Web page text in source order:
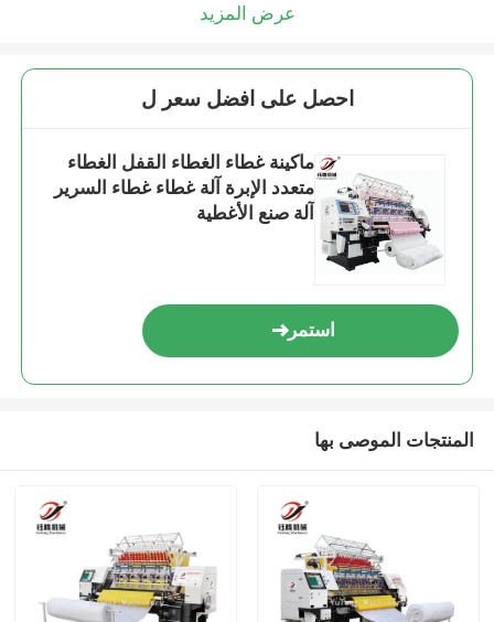
عرض المزيد
احصل على افضل سعر ل
ماكينة غطاء الغطاء القفل الغطاء
متعدد الإبرة آلة غطاء غطاء السرير
آلة صنع الأغطية
استمر
المنتجات الموصى بها